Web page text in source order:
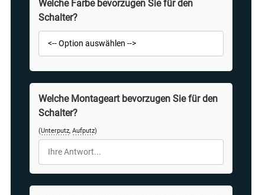
Welche Farbe bevorzugen Sie für den
Schalter?
Welche Montageart bevorzugen Sie für den
Schalter?
(Unterputz,Aufputz)